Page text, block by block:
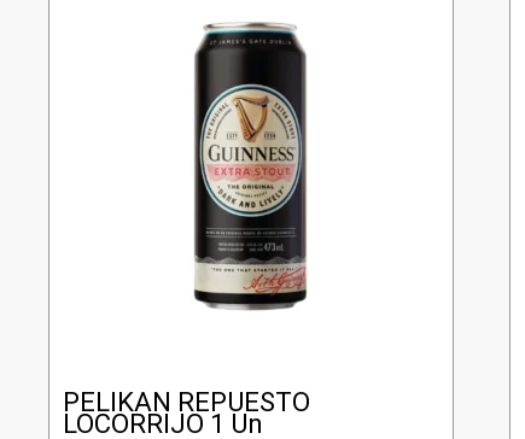
PELIKAN REPUESTO
LOCORRIJO 1 Un